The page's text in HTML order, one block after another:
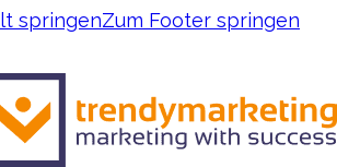
springenZum Footer springen